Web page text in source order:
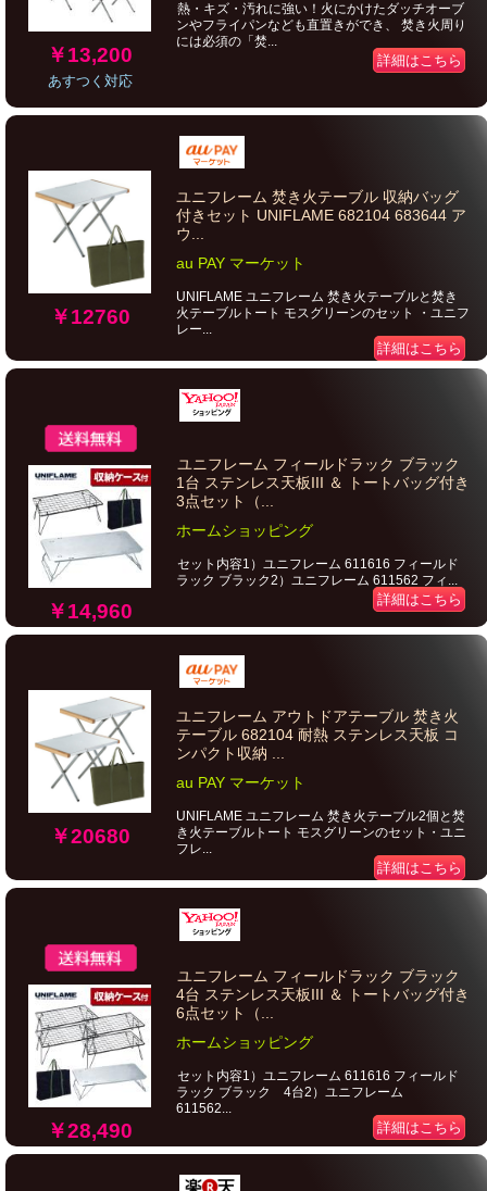
￥13,200
あすつく対応
熱・キズ・汚れに強い！火にかけたダッチオーブ
ンやフライパンなども直置きができ、 焚き火周り
には必須の「焚...
詳細はこちら
￥12760
ユニフレーム 焚き火テーブル 収納バッグ
付きセット UNIFLAME 682104 683644 ア
ウ...
au PAY マーケット
UNIFLAME ユニフレーム 焚き火テーブルと焚き
火テーブルトート モスグリーンのセット ・ユニフ
レー...
詳細はこちら
￥14,960
ユニフレーム フィールドラック ブラック
1台 ステンレス天板III ＆ トートバッグ付き
3点セット（...
ホームショッピング
セット内容1）ユニフレーム 611616 フィールド
ラック ブラック2）ユニフレーム 611562 フィ...
詳細はこちら
￥20680
ユニフレーム アウトドアテーブル 焚き火
テーブル 682104 耐熱 ステンレス天板 コ
ンパクト収納 ...
au PAY マーケット
UNIFLAME ユニフレーム 焚き火テーブル2個と焚
き火テーブルトート モスグリーンのセット・ユニ
フレ...
詳細はこちら
￥28,490
ユニフレーム フィールドラック ブラック
4台 ステンレス天板III ＆ トートバッグ付き
6点セット（...
ホームショッピング
セット内容1）ユニフレーム 611616 フィールド
ラック ブラック 4台2）ユニフレーム
611562...
詳細はこちら